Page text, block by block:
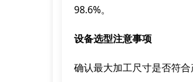
98.6%。
设备选型注意事项
确认最大加工尺寸是否符